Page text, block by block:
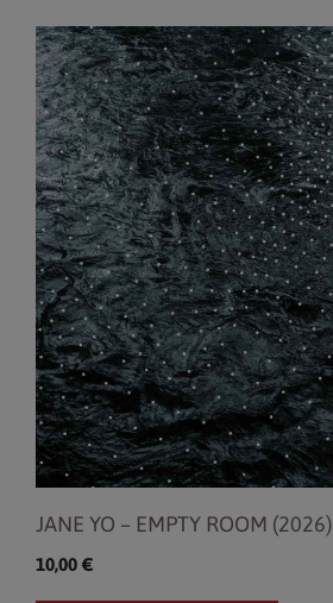
hasta
19,00 €
JANE YO – EMPTY ROOM (2026)
10,00 €